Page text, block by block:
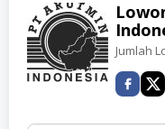
Jumlah